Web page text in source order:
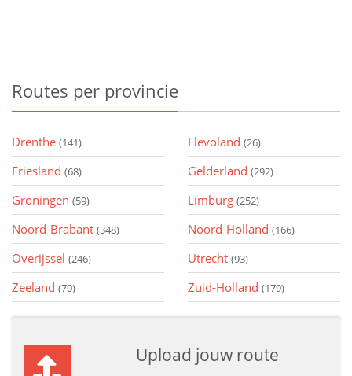
Routes per provincie
Drenthe (141) Flevoland (26)
Friesland (68) Gelderland (292)
Groningen (59) Limburg (252)
Noord-Brabant (348) Noord-Holland (166)
Overijssel (246) Utrecht (93)
Zeeland (70) Zuid-Holland (179)
Upload jouw route